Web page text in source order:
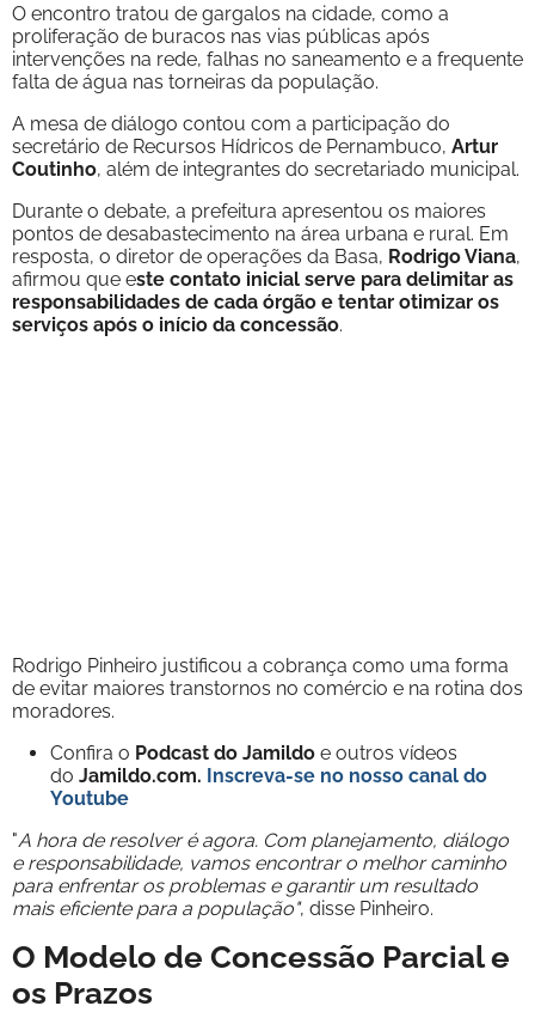
O encontro tratou de gargalos na cidade, como a
proliferação de buracos nas vias públicas após
intervenções na rede, falhas no saneamento e a frequente
falta de água nas torneiras da população.
A mesa de diálogo contou com a participação do
secretário de Recursos Hídricos de Pernambuco, Artur
Coutinho, além de integrantes do secretariado municipal.
Durante o debate, a prefeitura apresentou os maiores
pontos de desabastecimento na área urbana e rural. Em
resposta, o diretor de operações da Basa, Rodrigo Viana,
afirmou que este contato inicial serve para delimitar as
responsabilidades de cada órgão e tentar otimizar os
serviços após o início da concessão.
Rodrigo Pinheiro justificou a cobrança como uma forma
de evitar maiores transtornos no comércio e na rotina dos
moradores.
Confira o Podcast do Jamildo e outros vídeos
do Jamildo.com. Inscreva-se no nosso canal do
Youtube
"A hora de resolver é agora. Com planejamento, diálogo
e responsabilidade, vamos encontrar o melhor caminho
para enfrentar os problemas e garantir um resultado
mais eficiente para a população", disse Pinheiro.
O Modelo de Concessão Parcial e
os Prazos